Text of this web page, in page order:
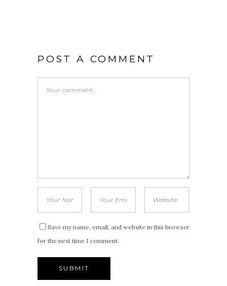
POST A COMMENT
Save my name, email, and website in this browser
for the next time I comment.